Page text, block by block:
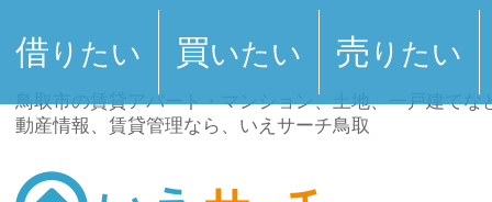
鳥取市の賃貸アパート・マンション、土地、一戸建てな
動産情報、賃貸管理なら、いえサーチ鳥取
借 りたい 買いたい 売 りたい